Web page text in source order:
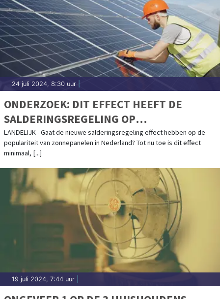
24 juli 2024, 8:30 uur
ONDERZOEK: DIT EFFECT HEEFT DE
SALDERINGSREGELING OP
ZONNEPANELEN-INSTALLATIE IN
NEDERLAND
LANDELIJK - Gaat de nieuwe salderingsregeling effect hebben op de
populariteit van zonnepanelen in Nederland? Tot nu toe is dit effect
minimaal, [...]
19 juli 2024, 7:44 uur